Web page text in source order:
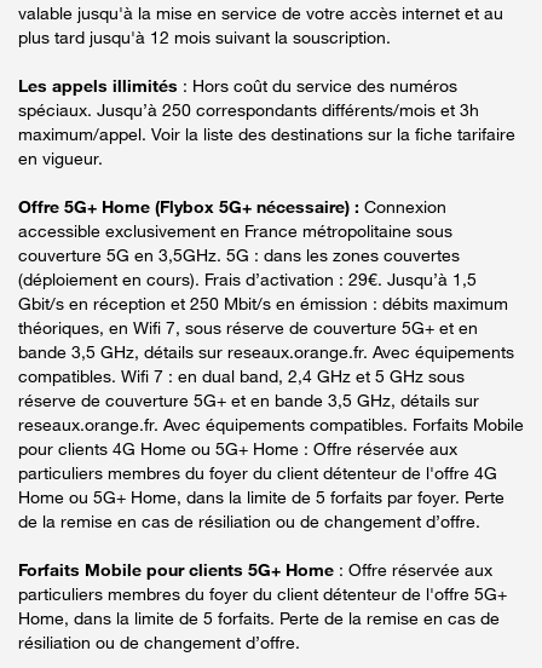
valable jusqu'à la mise en service de votre accès internet et au
plus tard jusqu'à 12 mois suivant la souscription.
Les appels illimités : Hors coût du service des numéros
spéciaux. Jusqu’à 250 correspondants différents/mois et 3h
maximum/appel. Voir la liste des destinations sur la fiche tarifaire
en vigueur.
Offre 5G+ Home (Flybox 5G+ nécessaire) : Connexion
accessible exclusivement en France métropolitaine sous
couverture 5G en 3,5GHz. 5G : dans les zones couvertes
(déploiement en cours). Frais d’activation : 29€. Jusqu’à 1,5
Gbit/s en réception et 250 Mbit/s en émission : débits maximum
théoriques, en Wifi 7, sous réserve de couverture 5G+ et en
bande 3,5 GHz, détails sur reseaux.orange.fr. Avec équipements
compatibles. Wifi 7 : en dual band, 2,4 GHz et 5 GHz sous
réserve de couverture 5G+ et en bande 3,5 GHz, détails sur
reseaux.orange.fr. Avec équipements compatibles. Forfaits Mobile
pour clients 4G Home ou 5G+ Home : Offre réservée aux
particuliers membres du foyer du client détenteur de l'offre 4G
Home ou 5G+ Home, dans la limite de 5 forfaits par foyer. Perte
de la remise en cas de résiliation ou de changement d’offre.
Forfaits Mobile pour clients 5G+ Home : Offre réservée aux
particuliers membres du foyer du client détenteur de l'offre 5G+
Home, dans la limite de 5 forfaits. Perte de la remise en cas de
résiliation ou de changement d’offre.